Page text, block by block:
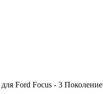
Ford Focus - 3 Поколение